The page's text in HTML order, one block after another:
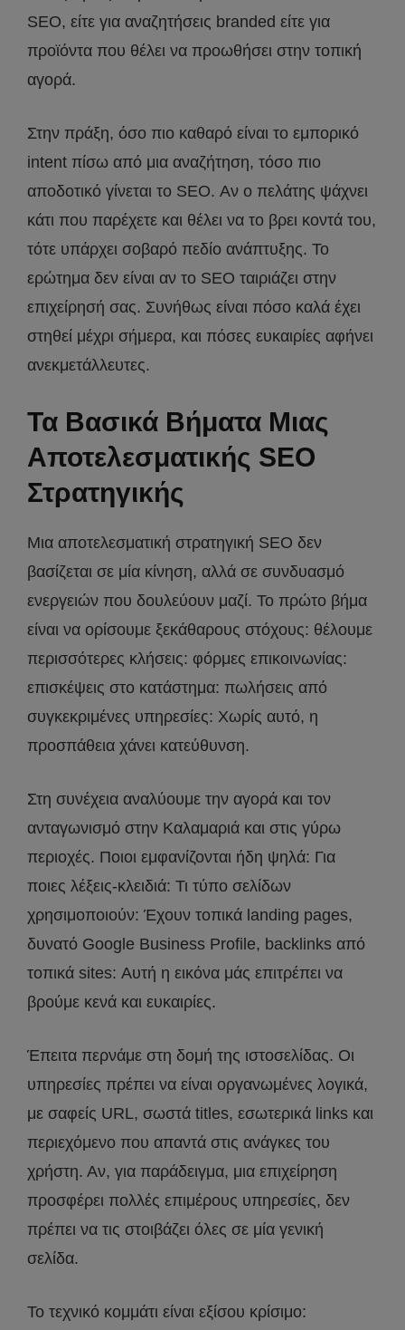
SEO, είτε για αναζητήσεις branded είτε για
προϊόντα που θέλει να προωθήσει στην τοπική
αγορά.
Στην πράξη, όσο πιο καθαρό είναι το εμπορικό
intent πίσω από μια αναζήτηση, τόσο πιο
αποδοτικό γίνεται το SEO. Αν ο πελάτης ψάχνει
κάτι που παρέχετε και θέλει να το βρει κοντά του,
τότε υπάρχει σοβαρό πεδίο ανάπτυξης. Το
ερώτημα δεν είναι αν το SEO ταιριάζει στην
επιχείρησή σας. Συνήθως είναι πόσο καλά έχει
στηθεί μέχρι σήμερα, και πόσες ευκαιρίες αφήνει
ανεκμετάλλευτες.
Τα Βασικά Βήματα Μιας
Αποτελεσματικής SEO
Στρατηγικής
Μια αποτελεσματική στρατηγική SEO δεν
βασίζεται σε μία κίνηση, αλλά σε συνδυασμό
ενεργειών που δουλεύουν μαζί. Το πρώτο βήμα
είναι να ορίσουμε ξεκάθαρους στόχους: θέλουμε
περισσότερες κλήσεις: φόρμες επικοινωνίας:
επισκέψεις στο κατάστημα: πωλήσεις από
συγκεκριμένες υπηρεσίες: Χωρίς αυτό, η
προσπάθεια χάνει κατεύθυνση.
Στη συνέχεια αναλύουμε την αγορά και τον
ανταγωνισμό στην Καλαμαριά και στις γύρω
περιοχές. Ποιοι εμφανίζονται ήδη ψηλά: Για
ποιες λέξεις-κλειδιά: Τι τύπο σελίδων
χρησιμοποιούν: Έχουν τοπικά landing pages,
δυνατό Google Business Profile, backlinks από
τοπικά sites: Αυτή η εικόνα μάς επιτρέπει να
βρούμε κενά και ευκαιρίες.
Έπειτα περνάμε στη δομή της ιστοσελίδας. Οι
υπηρεσίες πρέπει να είναι οργανωμένες λογικά,
με σαφείς URL, σωστά titles, εσωτερικά links και
περιεχόμενο που απαντά στις ανάγκες του
χρήστη. Αν, για παράδειγμα, μια επιχείρηση
προσφέρει πολλές επιμέρους υπηρεσίες, δεν
πρέπει να τις στοιβάζει όλες σε μία γενική
σελίδα.
Το τεχνικό κομμάτι είναι εξίσου κρίσιμο: